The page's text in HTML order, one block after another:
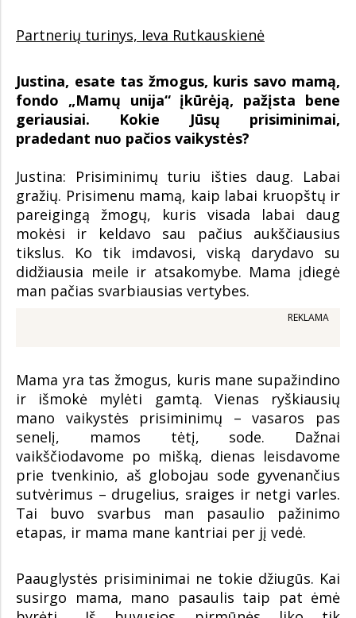
Partnerių turinys, Ieva Rutkauskienė
Justina, esate tas žmogus, kuris savo mamą,
fondo „Mamų unija“ įkūrėją, pažįsta bene
geriausiai. Kokie Jūsų prisiminimai,
pradedant nuo pačios vaikystės?
Justina: Prisiminimų turiu išties daug. Labai
gražių. Prisimenu mamą, kaip labai kruopštų ir
pareigingą žmogų, kuris visada labai daug
mokėsi ir keldavo sau pačius aukščiausius
tikslus. Ko tik imdavosi, viską darydavo su
didžiausia meile ir atsakomybe. Mama įdiegė
man pačias svarbiausias vertybes.
REKLAMA
Mama yra tas žmogus, kuris mane supažindino
ir išmokė mylėti gamtą. Vienas ryškiausių
mano vaikystės prisiminimų – vasaros pas
senelį, mamos tėtį, sode. Dažnai
vaikščiodavome po mišką, dienas leisdavome
prie tvenkinio, aš globojau sode gyvenančius
sutvėrimus – drugelius, sraiges ir netgi varles.
Tai buvo svarbus man pasaulio pažinimo
etapas, ir mama mane kantriai per jį vedė.
Paauglystės prisiminimai ne tokie džiugūs. Kai
susirgo mama, mano pasaulis taip pat ėmė